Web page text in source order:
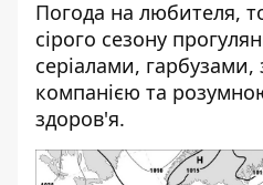
Погода на любителя,
сірого сезону
серіалами,
компанією та
здоров'я.